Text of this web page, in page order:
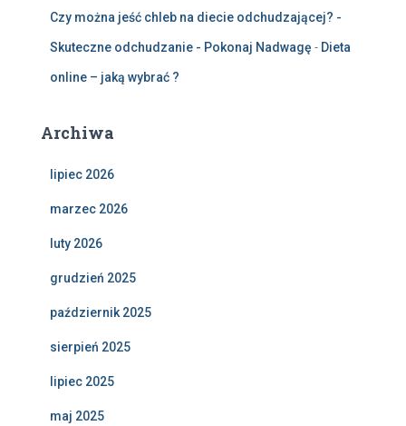
Czy można jeść chleb na diecie odchudzającej? -
Skuteczne odchudzanie - Pokonaj Nadwagę - Dieta
online – jaką wybrać ?
Archiwa
lipiec 2026
marzec 2026
luty 2026
grudzień 2025
październik 2025
sierpień 2025
lipiec 2025
maj 2025